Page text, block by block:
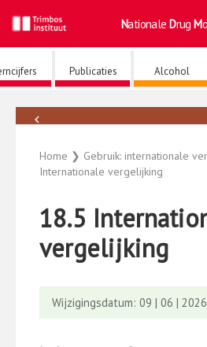
naar
de
inhoud
Nationale Drug
Publicaties Alcohol
Home ❯ Gebruik: internationale
Internationale vergelijking
18.5
vergelijking
Wijzigingsdatum: 09 | 06 | 2026
←